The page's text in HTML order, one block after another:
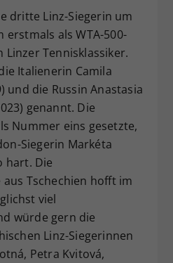
dritte Linz-Siegerin um
erstmals als WTA-500-
Linzer Tennisklassiker.
Italienerin Camila
und die Russin Anastasia
genannt. Die
Nummer eins gesetzte,
Siegerin Markéta
hart. Die
Tschechien hofft im
viel
würde gern die
Linz-Siegerinnen
Petra Kvitová,